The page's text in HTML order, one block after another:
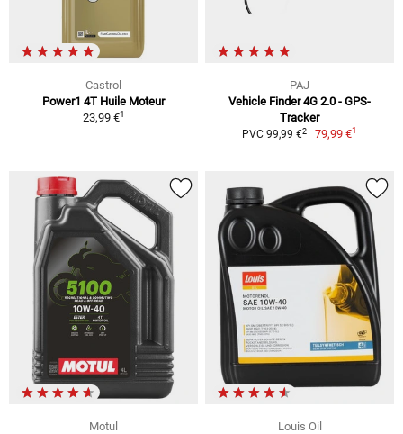
Castrol
Power1 4T Huile Moteur
23,99 €1
PAJ
Vehicle Finder 4G 2.0 - GPS-
Tracker
PVC 99,99 €2 79,99 €1
Motul
Louis Oil